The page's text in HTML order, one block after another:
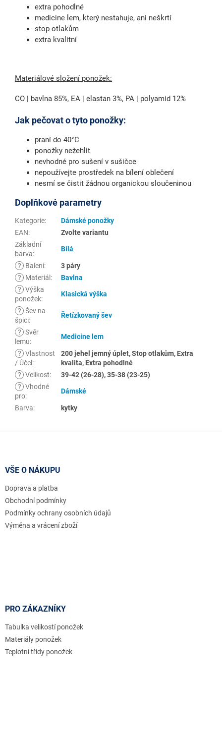
extra pohodlné
medicine lem, který nestahuje, ani neškrtí
stop otlakům
extra kvalitní
Materiálové složení ponožek:
CO | bavlna 85%, EA | elastan 3%, PA | polyamid 12%
Jak pečovat o tyto ponožky:
praní do 40°C
ponožky nežehlit
nevhodné pro sušení v sušičce
nepoužívejte prostředek na bílení oblečení
nesmí se čistit žádnou organickou sloučeninou
Doplňkové parametry
Kategorie:
Dámské ponožky
EAN:
Zvolte variantu
Základní
barva:
Bílá
? Balení:
3 páry
?
Materiál :
Bavlna
? Výška
ponožek:
Klasická výška
? Šev na
špici:
Řetízkovaný šev
? Svěr
lemu:
Medicine lem
? Vlastnost
/ Účel :
200 jehel jemný úplet, Stop otlakům, Extra
kvalita, Extra pohodlné
? Velikost:
39-42 (26-28), 35-38 (23-25)
? Vhodné
pro:
Dámské
Barva: kytky
VŠE O NÁKUPU
Doprava a platba
Obchodní podmínky
Podmínky ochrany osobních údajů
Výměna a vrácení zboží
PRO ZÁKAZNÍKY
Tabulka velikostí ponožek
Materiály ponožek
Teplotní třídy ponožek